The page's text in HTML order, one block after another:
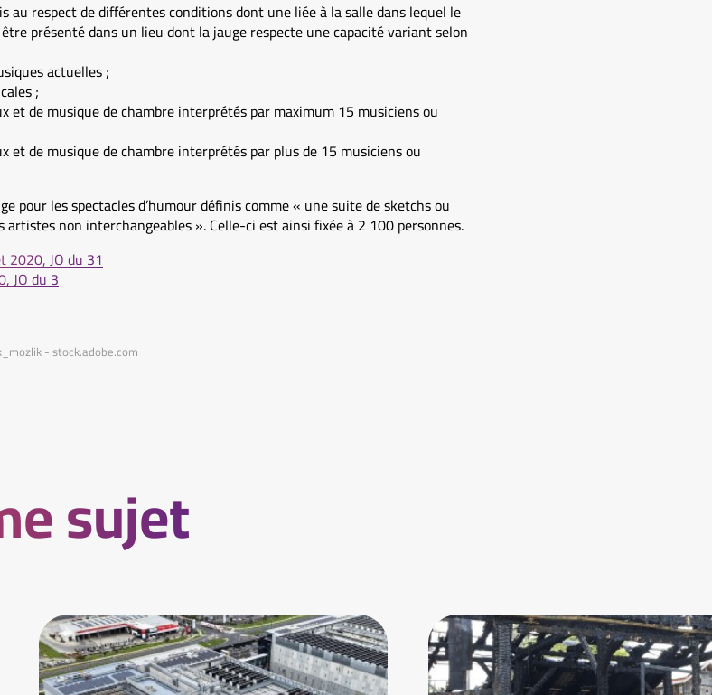
au respect de différentes conditions dont une liée à la salle dans lequel le
présenté dans un lieu dont la jauge respecte une capacité variant selon
actuelles ;
;
et de musique de chambre interprétés par maximum 15 musiciens ou
et de musique de chambre interprétés par plus de 15 musiciens ou
pour les spectacles d’humour définis comme « une suite de sketchs ou
non interchangeables ». Celle-ci est ainsi fixée à 2 100 personnes.
JO du 31
JO du 3
- stock.adobe.com
sujet